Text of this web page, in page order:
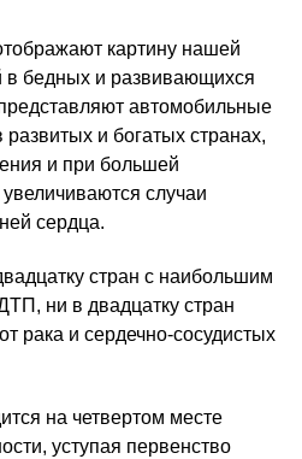
картину нашей
бедных и развивающихся
автомобильные
и богатых странах,
и при большей
случаи
сердца.
стран с наибольшим
ни в двадцатку стран
рака и сердечно-сосудистых
на четвертом месте
уступая первенство